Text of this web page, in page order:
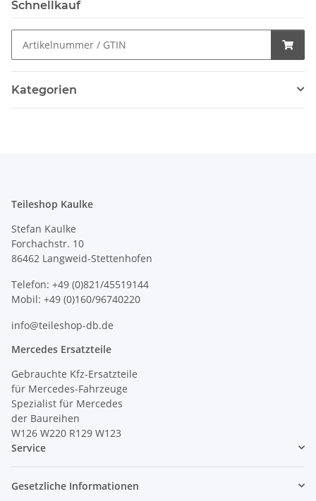
Schnellkauf
Kategorien
Teileshop Kaulke
Stefan Kaulke
Forchachstr. 10
86462 Langweid-Stettenhofen
Telefon: +49 (0)821/45519144
Mobil: +49 (0)160/96740220
info@teileshop-db.de
Mercedes Ersatzteile
Gebrauchte Kfz-Ersatzteile
für Mercedes-Fahrzeuge
Spezialist für Mercedes
der Baureihen
W126 W220 R129 W123
Service
Gesetzliche Informationen